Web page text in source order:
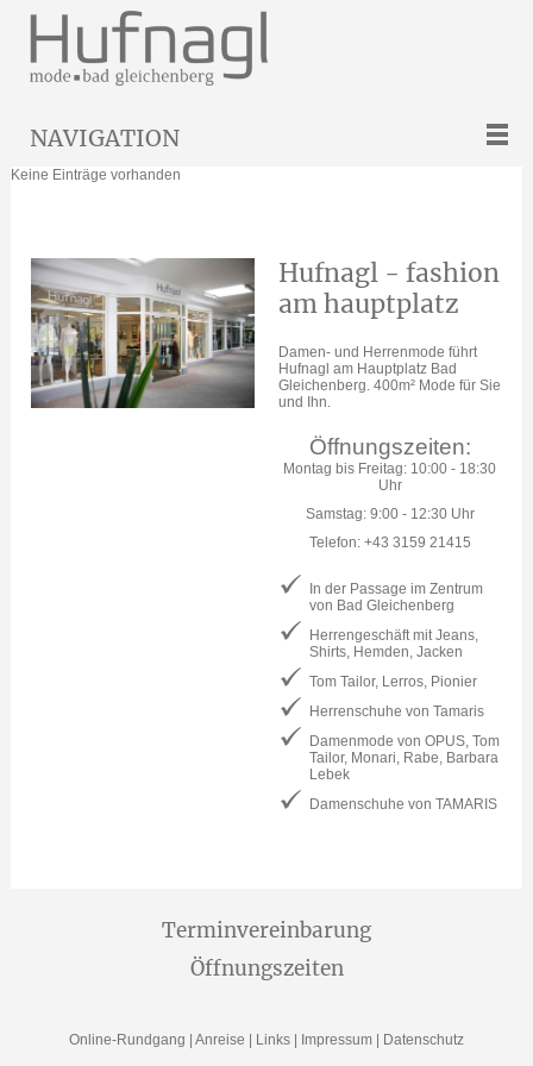
NAVIGATION
Keine Einträge vorhanden
Hufnagl - fashion
am hauptplatz
Damen- und Herrenmode führt
Hufnagl am Hauptplatz Bad
Gleichenberg. 400m² Mode für Sie
und Ihn.
Öffnungszeiten:
Montag bis Freitag: 10:00 - 18:30
Uhr
Samstag: 9:00 - 12:30 Uhr
Telefon: +43 3159 21415
In der Passage im Zentrum
von Bad Gleichenberg
Herrengeschäft mit Jeans,
Shirts, Hemden, Jacken
Tom Tailor, Lerros, Pionier
Herrenschuhe von Tamaris
Damenmode von OPUS, Tom
Tailor, Monari, Rabe, Barbara
Lebek
Damenschuhe von TAMARIS
Terminvereinbarung
Öffnungszeiten
Online-Rundgang | Anreise | Links | Impressum | Datenschutz